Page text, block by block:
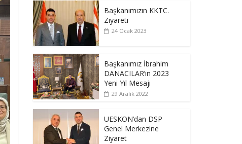
Başkanımızın KKTC.
Ziyareti
24 Ocak 2023
Başkanımız İbrahim
DANACILAR’ın 2023
Yeni Yıl Mesajı
29 Aralık 2022
UESKON’dan DSP
Genel Merkezine
Ziyaret